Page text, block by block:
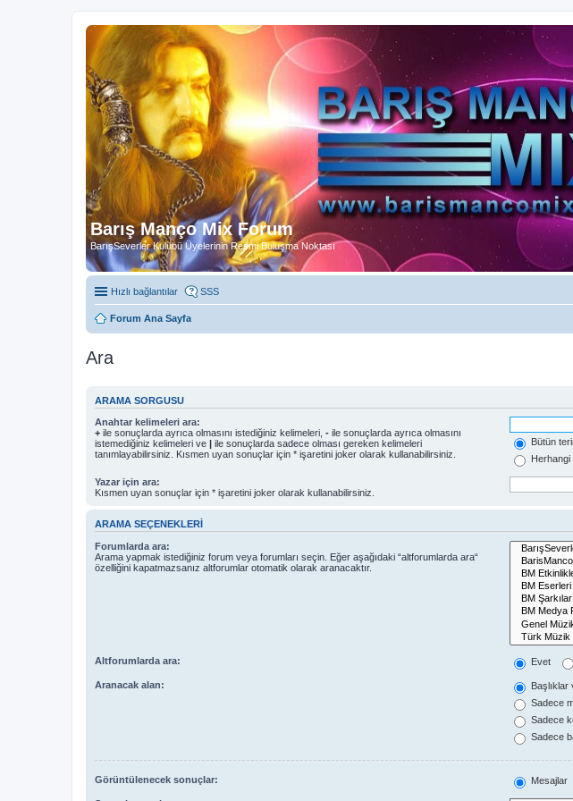
Barış Manço Mix Forum
BarışSeverler Kulübü Üyelerinin Resmi Buluşma Noktası
Hızlı bağlantılar SSS
Forum Ana Sayfa
Ara
ARAMA SORGUSU
Anahtar kelimeleri ara:
+ ile sonuçlarda ayrıca olmasını istediğiniz kelimeleri, - ile sonuçlarda ayrıca olmasını
istemediğiniz kelimeleri ve | ile sonuçlarda sadece olması gereken kelimeleri
tanımlayabilirsiniz. Kısmen uyan sonuçlar için * işaretini joker olarak kullanabilirsiniz.
Bütün
Yazar için ara:
Kısmen uyan sonuçlar için * işaretini joker olarak kullanabilirsiniz.
ARAMA SEÇENEKLERI
Forumlarda ara:
Arama yapmak istediğiniz forum veya forumları seçin. Eğer aşağıdaki “altforumlarda ara“
özelliğini kapatmazsanız altforumlar otomatik olarak aranacaktır.
Altforumlarda ara: Evet
Aranacak alan:
Başlıklar
Sadece
Sadece
Sadece
Görüntülenecek sonuçlar: Mesajlar